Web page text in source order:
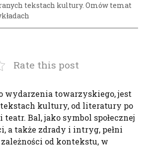
tekstach kultury. Omów temat
Rate this post
wydarzenia towarzyskiego, jest
kultury, od literatury po
Bal, jako symbol społecznej
a także zdrady i intryg, pełni
od kontekstu, w